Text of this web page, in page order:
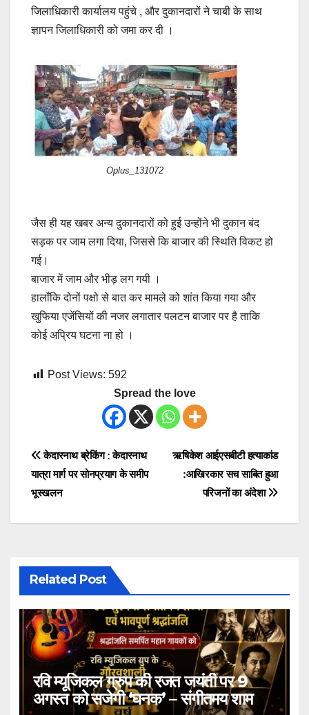
जिलाधिकारी कार्यालय पहुंचे , और दुकानदारों ने चाबी के साथ
ज्ञापन जिलाधिकारी को जमा कर दी ।
Oplus_131072
जैस ही यह खबर अन्य दुकानदारों को हुई उन्होंने भी दुकान बंद
सड़क पर जाम लगा दिया, जिससे कि बाजार की स्थिति विकट हो
गई।
बाजार में जाम और भीड़ लग गयी ।
हालाँकि दोनों पक्षो से बात कर मामले को शांत किया गया और
खुफिया एजेंसियों की नजर लगातार पलटन बाजार पर है ताकि
कोई अप्रिय घटना ना हो ।
Post Views: 592
Spread the love
Post
navigation
ऋषिकेश आईएसबीटी हत्याकांड
:आखिरकार सच साबित हुआ
परिजनों का अंदेशा
केदारनाथ ब्रेकिंग : केदारनाथ
यात्रा मार्ग पर सोनप्रयाग के समीप
भूस्खलन
Related Post
रवि म्यूजिकल ग्रुप की रजत जयंती पर 9
अगस्त को सजेगी ‘घनक’ – संगीतमय शाम